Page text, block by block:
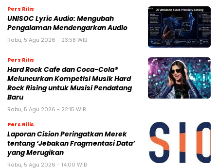
Pers Rilis
UNISOC Lyric Audio: Mengubah
Pengalaman Mendengarkan Audio
Rabu, 5 Agu 2026 - 23:58 WIB
Pers Rilis
Hard Rock Cafe dan Coca-Cola®
Meluncurkan Kompetisi Musik Hard
Rock Rising untuk Musisi Pendatang
Baru
Rabu, 5 Agu 2026 - 22:15 WIB
Pers Rilis
Laporan Cision Peringatkan Merek
tentang ‘Jebakan Fragmentasi Data’
yang Merugikan
Rabu, 5 Agu 2026 - 14:00 WIB